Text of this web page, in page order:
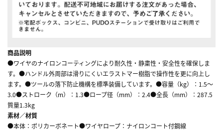
商品説明
●ワイヤのナイロンコーティングにより耐久性・静粛性・安全性を確保しま
す。●ハンドル外周部は滑りにくいエラストマー樹脂で操作性を更に向上し
ます。●ツールの落下防止機構を標準装備しています。●容量（kg）：1.5～
3.0●ストローク（m）：1.3●ロープ径（mm）：2.4●全長（mm）：287.5
質量1.3kg
素材／材質
●本体：ポリカーボネート●ワイヤロープ：ナイロンコート付鋼線